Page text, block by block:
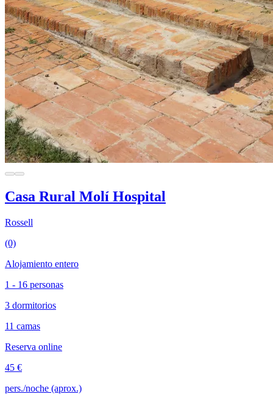
Casa Rural Molí Hospital
Rossell
(0)
Alojamiento entero
1 - 16 personas
3 dormitorios
11 camas
Reserva online
45 €
pers./noche (aprox.)